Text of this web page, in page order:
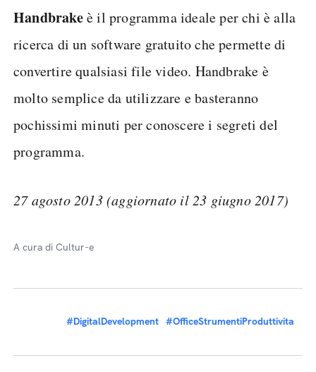
Handbrakeè il programma ideale per chi è alla
ricerca di un software gratuito che permette di
convertire qualsiasi file video. Handbrake è
molto semplice da utilizzare e basteranno
pochissimi minuti per conoscere i segreti del
programma.
27 agosto 2013 (aggiornato il 23 giugno 2017)
A cura di Cultur-e
#DigitalDevelopment #OfficeStrumentiProduttivita